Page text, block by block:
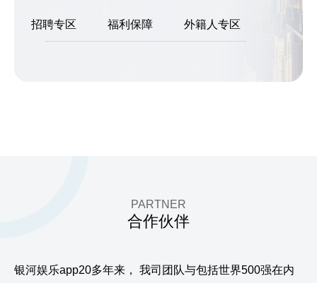
招聘专区 福利保障 外籍人专区
PARTNER
合作伙伴
银河娱乐app20多年来，
我司团队与包括世界500强在内